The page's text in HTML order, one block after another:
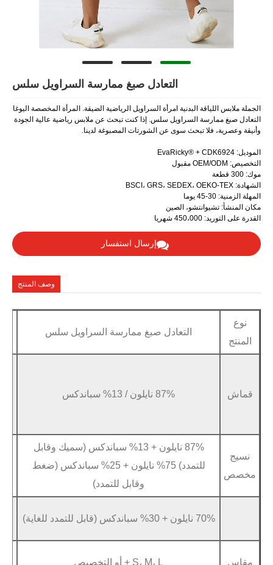
التعادل صبغ ممارسة السراويل سلس
امرأة السراويل الرياضية الضيقة. المرأة المخصصة اليوغا
سلس. إذا كنت تبحث عن ملابس رياضية عالية الجودة
سوى عن الشورتات المصبوغة لدينا.
الصين
التعادل صبغ ممارسة السراويل سلس عينة
87% نايلون / 13% سباندكس
القطع
87% نايلون + 13% سباندكس (سميك وقابل
للتمدد) 75% نايلون + 25% سباندكس (ضغط
وقابل للتمدد)
الشعار
سيليكون
براعة
S، M، L + أو التخصيص